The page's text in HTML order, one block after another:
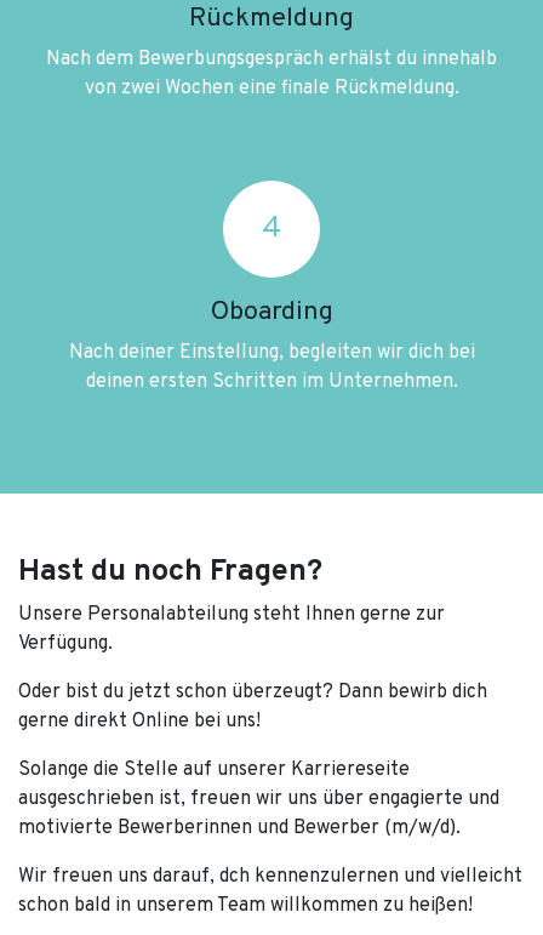
Rückmeldung
Nach dem Bewerbungsgespräch erhälst du innehalb
von zwei Wochen eine finale Rückmeldung.
4
Oboarding
Nach deiner Einstellung, begleiten wir dich bei
deinen ersten Schritten im Unternehmen.
Hast du noch Fragen?
Unsere Personalabteilung steht Ihnen gerne zur
Verfügung.
Oder bist du jetzt schon überzeugt? Dann bewirb dich
gerne direkt Online bei uns!
Solange die Stelle auf unserer Karriereseite
ausgeschrieben ist, freuen wir uns über engagierte und
motivierte Bewerberinnen und Bewerber (m/w/d).
Wir freuen uns darauf, dch kennenzulernen und vielleicht
schon bald in unserem Team willkommen zu heißen!